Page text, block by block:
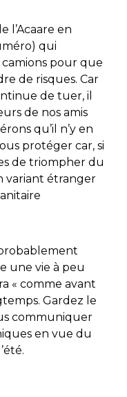
l’Acaare en
qui
camions pour que
de risques. Car
de tuer, il
de nos amis
qu’il n’y en
protéger car, si
de triompher du
variant étranger
une vie à peu
« comme avant
Gardez le
communiquer
en vue du